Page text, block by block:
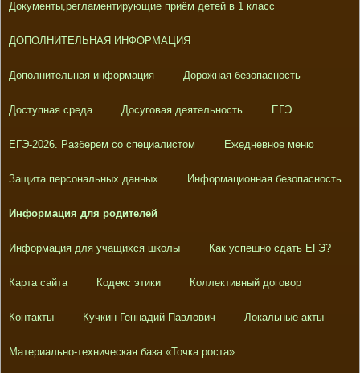
Документы,регламентирующие приём детей в 1 класс
ДОПОЛНИТЕЛЬНАЯ ИНФОРМАЦИЯ
Дополнительная информация Дорожная безопасность
Доступная среда Досуговая деятельность ЕГЭ
ЕГЭ-2026. Разберем со специалистом Ежедневное меню
Защита персональных данных Информационная безопасность
Информация для родителей
Информация для учащихся школы Как успешно сдать ЕГЭ?
Карта сайта Кодекс этики Коллективный договор
Контакты Кучкин Геннадий Павлович Локальные акты
Материально-техническая база «Точка роста»